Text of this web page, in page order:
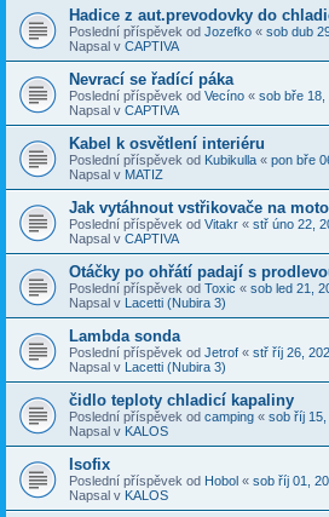
Hadice z aut.prevodovky do
Poslední příspěvek od Jozefko « sob dub
Napsal v CAPTIVA
Nevrací se řadící páka
Poslední příspěvek od Vecíno « sob bře 18,
Napsal v CAPTIVA
Kabel k osvětlení interiéru
Poslední příspěvek od Kubikulla « pon bře
Napsal v MATIZ
Jak vytáhnout vstřikovače na
Poslední příspěvek od Vitakr « stř úno 22,
Napsal v CAPTIVA
Otáčky po ohřátí padají s
Poslední příspěvek od Toxic « sob led 21,
Napsal v Lacetti (Nubira 3)
Lambda sonda
Poslední příspěvek od Jetrof « stř říj 26,
Napsal v Lacetti (Nubira 3)
čidlo teploty chladicí kapaliny
Poslední příspěvek od camping « sob říj 15,
Napsal v KALOS
Isofix
Poslední příspěvek od Hobol « sob říj 01,
Napsal v KALOS